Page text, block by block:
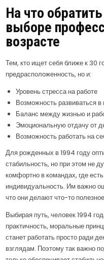
На что
выборе
возрасте
Тем, кто ищет себя ближе к 30
предрасположенность, но и:
Уровень стресса на работе
Возможность развиваться
Баланс между жизнью и
Эмоциональную отдачу от
Возможность работать на
Для рожденных в 1994 году
стабильность, но при этом не
комфортно в командах, где
индивидуальность. Им важно
что они делают что-то
Выбирая путь, человек 1994
практичность, моральные
станет работать просто ради
взглядам. Поэтому так важно